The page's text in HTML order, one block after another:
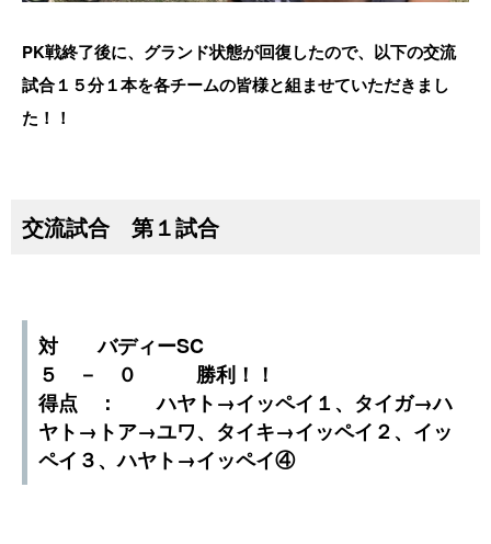
PK戦終了後に、グランド状態が回復したので、以下の交流
試合１５分１本を各チームの皆様と組ませていただきまし
た！！
交流試合 第１試合
対 バディーSC
５ － ０ 勝利！！
得点 ： ハヤト→イッペイ１、タイガ→ハ
ヤト→トア→ユワ、タイキ→イッペイ２、イッ
ペイ３、ハヤト→イッペイ④